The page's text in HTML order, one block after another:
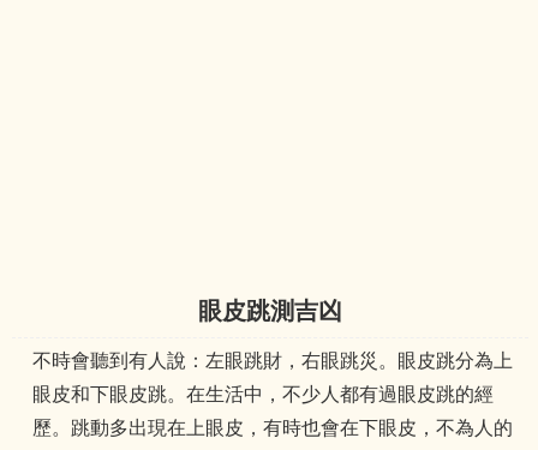
眼皮跳測吉凶
不時會聽到有人說：左眼跳財，右眼跳災。眼皮跳分為上
眼皮和下眼皮跳。在生活中，不少人都有過眼皮跳的經
歷。跳動多出現在上眼皮，有時也會在下眼皮，不為人的